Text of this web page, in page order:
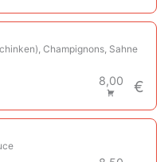
Champignons, Sahne
8,00 €